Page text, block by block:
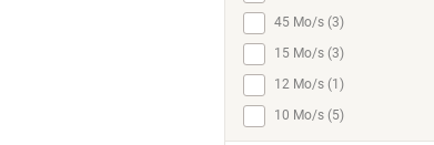
45 Mo/s (3)
15 Mo/s (3)
12 Mo/s (1)
10 Mo/s (5)